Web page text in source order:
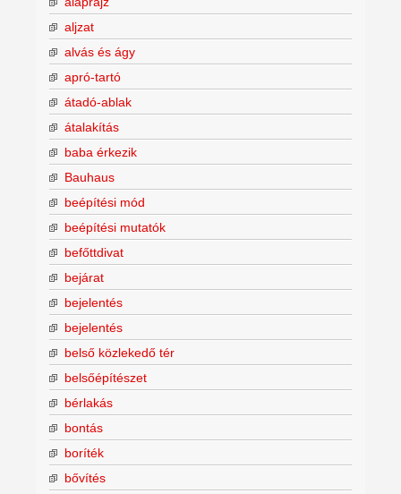
aljzat
alvás és ágy
apró-tartó
átadó-ablak
átalakítás
baba érkezik
Bauhaus
beépítési mód
beépítési mutatók
befőttdivat
bejárat
bejelentés
bejelentés
belső közlekedő tér
belsőépítészet
bérlakás
bontás
boríték
bővítés